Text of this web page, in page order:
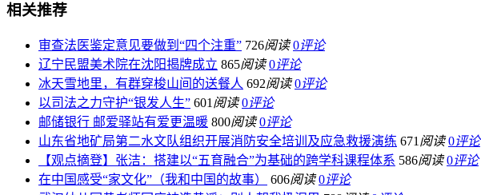
相关推荐
审查法医鉴定意见要做到“四个注重” 726阅读 0评论
辽宁民盟美术院在沈阳揭牌成立 865阅读 0评论
冰天雪地里，有群穿梭山间的送餐人 692阅读 0评论
以司法之力守护“银发人生” 601 阅读 0评论
邮储银行 邮爱驿站有爱更温暖 800阅读 0评论
山东省地矿局第二水文队组织开展消防安全培训及应急救援演练 671 阅读 0评论
【观点摘登】张洁：搭建以“五育融合”为基础的跨学科课程体系 586阅读 0评论
在中国感受“家文化”（我和中国的故事）
606阅读 0评论